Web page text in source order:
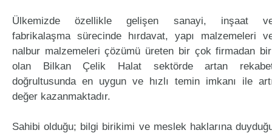
Ülkemizde özellikle gelişen sanayi, inşaat
fabrikalaşma sürecinde hırdavat, yapı malzemeleri
nalbur malzemeleri çözümü üreten bir çok firmadan
olan Bilkan Çelik Halat sektörde artan
doğrultusunda en uygun ve hızlı temin imkanı ile
değer kazanmaktadır.
Sahibi olduğu; bilgi birikimi ve meslek haklarına